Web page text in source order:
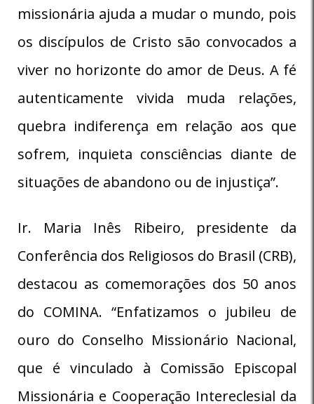
missionária ajuda a mudar o mundo, pois
os discípulos de Cristo são convocados a
viver no horizonte do amor de Deus. A fé
autenticamente vivida muda relações,
quebra indiferença em relação aos que
sofrem, inquieta consciências diante de
situações de abandono ou de injustiça”.
Ir. Maria Inês Ribeiro, presidente da
Conferência dos Religiosos do Brasil (CRB),
destacou as comemorações dos 50 anos
do COMINA. “Enfatizamos o jubileu de
ouro do Conselho Missionário Nacional,
que é vinculado à Comissão Episcopal
Missionária e Cooperação Intereclesial da